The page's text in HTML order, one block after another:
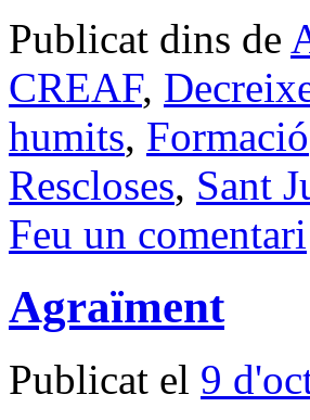
Publicat dins de
CREAF,
humits, Formació
Rescloses, Sant
Feu un comentari
Agraïment
Publicat el 9